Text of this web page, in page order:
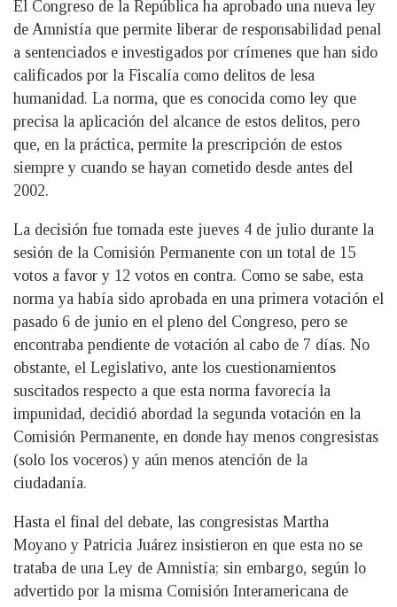
El Congreso de la República ha aprobado una nueva ley
de Amnistía que permite liberar de responsabilidad penal
a sentenciados e investigados por crímenes que han sido
calificados por la Fiscalía como delitos de lesa
humanidad. La norma, que es conocida como ley que
precisa la aplicación del alcance de estos delitos, pero
que, en la práctica, permite la prescripción de estos
siempre y cuando se hayan cometido desde antes del
2002.
La decisión fue tomada este jueves 4 de julio durante la
sesión de la Comisión Permanente con un total de 15
votos a favor y 12 votos en contra. Como se sabe, esta
norma ya había sido aprobada en una primera votación el
pasado 6 de junio en el pleno del Congreso, pero se
encontraba pendiente de votación al cabo de 7 días. No
obstante, el Legislativo, ante los cuestionamientos
suscitados respecto a que esta norma favorecía la
impunidad, decidió abordad la segunda votación en la
Comisión Permanente, en donde hay menos congresistas
(solo los voceros) y aún menos atención de la
ciudadanía.
Hasta el final del debate, las congresistas Martha
Moyano y Patricia Juárez insistieron en que esta no se
trataba de una Ley de Amnistía; sin embargo, según lo
advertido por la misma Comisión Interamericana de